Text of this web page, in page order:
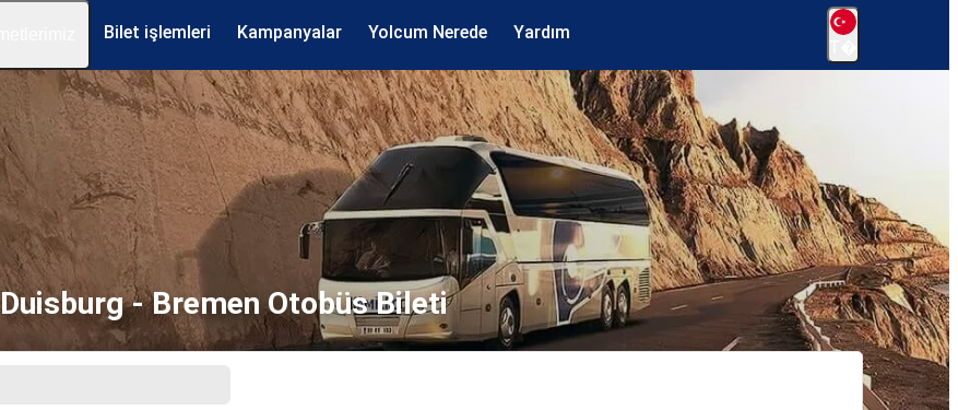
Bilet işlemleri Kampanyalar Yolcum Nerede Yardım
Duisburg - Bremen Otobüs Bileti